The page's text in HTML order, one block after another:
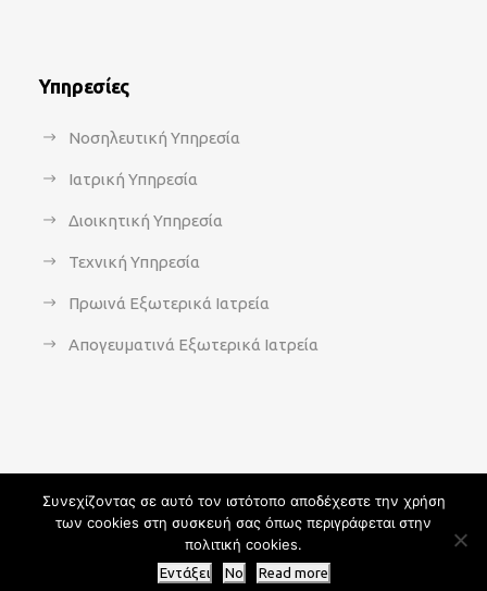
Υπηρεσίες
Νοσηλευτική Υπηρεσία
Ιατρική Υπηρεσία
Διοικητική Υπηρεσία
Τεχνική Υπηρεσία
Πρωινά Εξωτερικά Ιατρεία
Απογευματινά Εξωτερικά Ιατρεία
Copyright 2021 - agsavvas-hosp.gr - All Rights Reserved | An
Web-Creation powered by
Συνεχίζοντας σε αυτό τον ιστότοπο αποδέχεστε την χρήση
των cookies στη συσκευή σας όπως περιγράφεται στην
πολιτική cookies.
Εντάξει No Read more